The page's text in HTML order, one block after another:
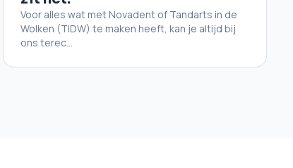
Voor alles wat met Novadent of Tandarts in de
Wolken (TIDW) te maken heeft, kan je altijd bij
ons terec...